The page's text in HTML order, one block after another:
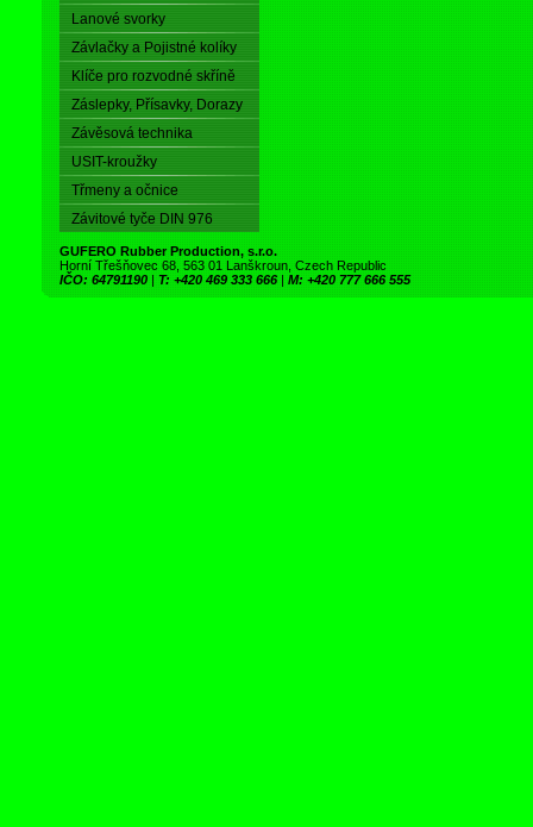
Lanové svorky
Závlačky a Pojistné kolíky
Klíče pro rozvodné skříně
Záslepky, Přísavky, Dorazy
Závěsová technika
USIT-kroužky
Třmeny a očnice
Závitové tyče DIN 976
GUFERO Rubber Production, s.r.o.
Horní Třešňovec 68, 563 01 Lanškroun, Czech Republic
IČO: 64791190 | T: +420 469 333 666 | M: +420 777 666 555